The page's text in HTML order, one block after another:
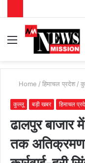
Menu
Home / हिमाचल प्रदेश /
कुल्लू बड़ी खबर हिमाचल
ढालपुर बाजार
तक अतिक्रमण